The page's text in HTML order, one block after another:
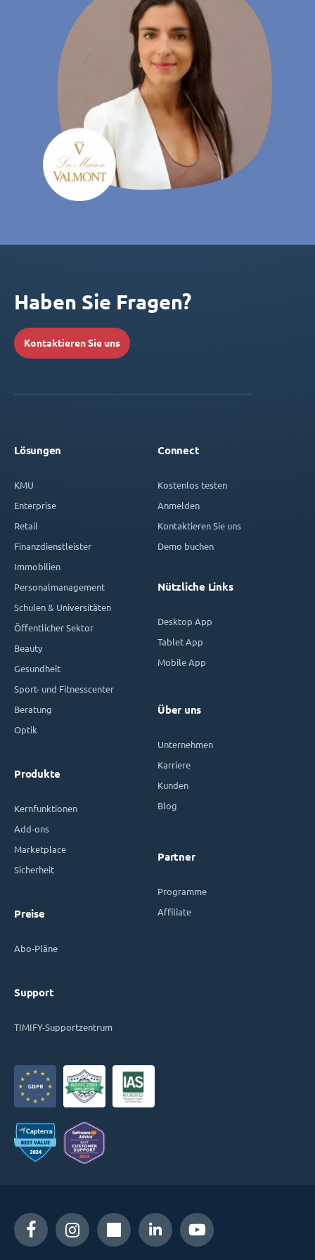
Haben Sie Fragen?
Kontaktieren Sie uns
Lösungen
KMU
Enterprise
Retail
Finanzdienstleister
Immobilien
Personalmanagement
Schulen & Universitäten
Öffentlicher Sektor
Beauty
Gesundheit
Sport- und Fitnesscenter
Beratung
Optik
Produkte
Kernfunktionen
Add-ons
Marketplace
Sicherheit
Preise
Abo-Pläne
Support
TIMIFY-Supportzentrum
Connect
Kostenlos testen
Anmelden
Kontaktieren Sie uns
Demo buchen
Nützliche Links
Desktop App
Tablet App
Mobile App
Über uns
Unternehmen
Karriere
Kunden
Blog
Partner
Programme
Affiliate